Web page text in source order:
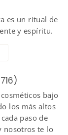
es un ritual de
y espíritu.
bajo
los más altos
paso de
nosotros te lo